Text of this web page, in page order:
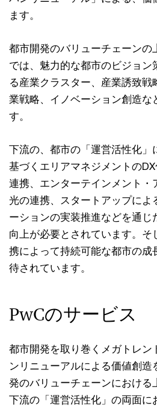
ます。
都市開発のバリューチェーンの
では、魅力的な都市のビジョン
る産業クラスター、産業誘致
業戦略、イノベーション創造な
す。
下流の、都市の「運営活性化」
基づくエリアマネジメントの
連携、エンターテインメント・
光の連携、スタートアップによ
ーションの実装推進などを通じ
向上が必要とされています。そ
携によって持続可能な都市の成
待されています。
PwCのサービス
都市開発を取り巻くメガトレン
ンリニューアルによる価値創造
発のバリューチェーンにおける
下流の「運営活性化」の両面に